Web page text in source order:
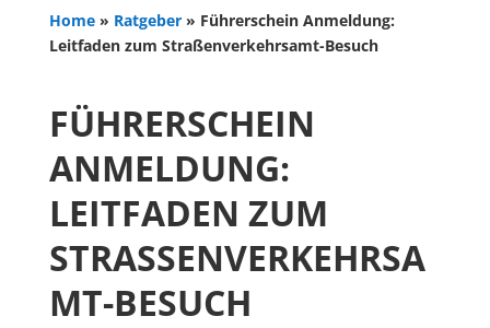
Home» Ratgeber» Führerschein Anmeldung:
Leitfaden zum Straßenverkehrsamt-Besuch
FÜHRERSCHEIN
ANMELDUNG:
LEITFADEN ZUM
STRASSENVERKEHRSAM
T-BESUCH